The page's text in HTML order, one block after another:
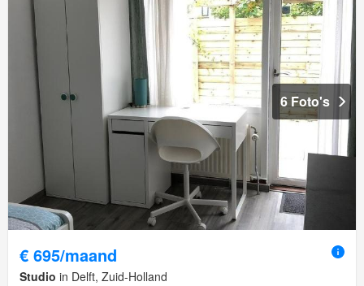
6 Foto's
€ 695/maand
Studio in Delft, Zuid-Holland